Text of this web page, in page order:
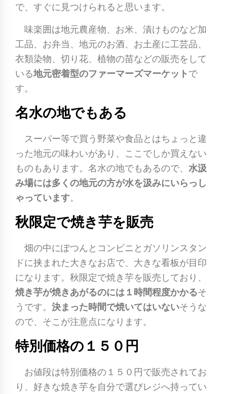
で、すぐに見つけられると思います。
味楽囲は地元農産物、お米、漬けものなど加
工品、お弁当、地元のお酒、お土産に工芸品、
衣類染物、切り花、植物の苗などの販売をして
いる地元密着型のファーマーズマーケットで
す。
名水の地でもある
スーパー等で買う野菜や食品とはちょっと違
った地元の味わいがあり、ここでしか買えない
ものもあります。名水の地でもあるので、 水汲
み場には多くの地元の方が水を汲みにいらっし
ゃっています。
秋限定で焼き芋を販売
畑の中にぽつんとコンビニとガソリンスタン
ドに挟まれた大きなお店で、大きな看板が目印
になります。秋限定で焼き芋を販売しており、
焼き芋が焼きあがるのには１時間程度かかるそ
うです。 決まった時間で焼いてはいないそうな
ので、そこが注意点になります。
特別価格の１５０円
お値段は特別価格の１５０円で販売されてお
り、好きな焼き芋を自分で選びレジへ持ってい